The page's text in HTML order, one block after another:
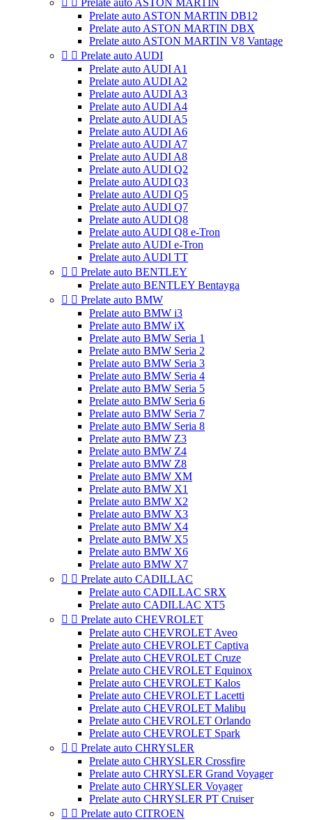
  Prelate auto ASTON MARTIN
Prelate auto ASTON MARTIN DB12
Prelate auto ASTON MARTIN DBX
Prelate auto ASTON MARTIN V8 Vantage
  Prelate auto AUDI
Prelate auto AUDI A1
Prelate auto AUDI A2
Prelate auto AUDI A3
Prelate auto AUDI A4
Prelate auto AUDI A5
Prelate auto AUDI A6
Prelate auto AUDI A7
Prelate auto AUDI A8
Prelate auto AUDI Q2
Prelate auto AUDI Q3
Prelate auto AUDI Q5
Prelate auto AUDI Q7
Prelate auto AUDI Q8
Prelate auto AUDI Q8 e-Tron
Prelate auto AUDI e-Tron
Prelate auto AUDI TT
  Prelate auto BENTLEY
Prelate auto BENTLEY Bentayga
  Prelate auto BMW
Prelate auto BMW i3
Prelate auto BMW iX
Prelate auto BMW Seria 1
Prelate auto BMW Seria 2
Prelate auto BMW Seria 3
Prelate auto BMW Seria 4
Prelate auto BMW Seria 5
Prelate auto BMW Seria 6
Prelate auto BMW Seria 7
Prelate auto BMW Seria 8
Prelate auto BMW Z3
Prelate auto BMW Z4
Prelate auto BMW Z8
Prelate auto BMW XM
Prelate auto BMW X1
Prelate auto BMW X2
Prelate auto BMW X3
Prelate auto BMW X4
Prelate auto BMW X5
Prelate auto BMW X6
Prelate auto BMW X7
  Prelate auto CADILLAC
Prelate auto CADILLAC SRX
Prelate auto CADILLAC XT5
  Prelate auto CHEVROLET
Prelate auto CHEVROLET Aveo
Prelate auto CHEVROLET Captiva
Prelate auto CHEVROLET Cruze
Prelate auto CHEVROLET Equinox
Prelate auto CHEVROLET Kalos
Prelate auto CHEVROLET Lacetti
Prelate auto CHEVROLET Malibu
Prelate auto CHEVROLET Orlando
Prelate auto CHEVROLET Spark
  Prelate auto CHRYSLER
Prelate auto CHRYSLER Crossfire
Prelate auto CHRYSLER Grand Voyager
Prelate auto CHRYSLER Voyager
Prelate auto CHRYSLER PT Cruiser
  Prelate auto CITROEN